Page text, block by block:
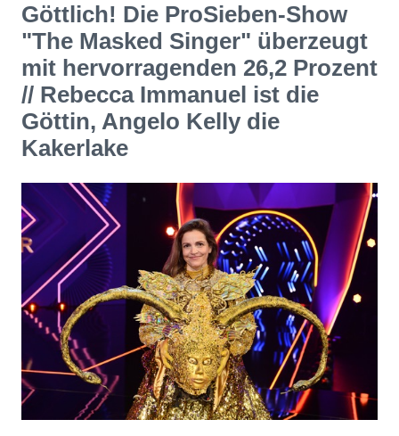
Göttlich! Die ProSieben-Show
"The Masked Singer" überzeugt
mit hervorragenden 26,2 Prozent
// Rebecca Immanuel ist die
Göttin, Angelo Kelly die
Kakerlake